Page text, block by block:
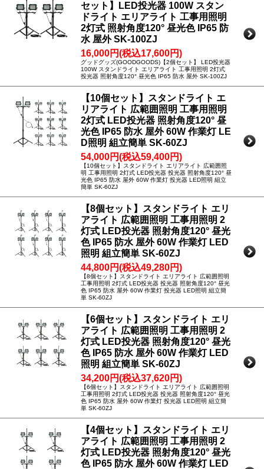
セット】LED投光器 100W スタン
ドライト エリアライト 工事用照明
2灯式 照射角度120° 昼光色 IP65 防
水 屋外 SK-100ZJ
16,000円(税込17,600円)
グッドグッズ(GOODGOODS)【2個セット】 LED投光器
100W スタンドライト エリアライト 工事用照明 2灯式
投光器 照射角度120° 昼光色 IP65 防水 屋外 SK-100ZJ
【10個セット】スタンドライト エ
リアライト 広範囲照明 工事用照明
2灯式 LED投光器 照射角度120° 昼
光色 IP65 防水 屋外 60W 作業灯 LE
D照明 組立簡単 SK-60ZJ
54,000円(税込59,400円)
【10個セット】スタンドライト エリアライト 広範囲照
明 工事用照明 2灯式 LED投光器 投光器 照射角度120° 昼
光色 IP65 防水 屋外 60W 作業灯 投光器 LED照明 組立
簡単 SK-60ZJ
【8個セット】スタンドライト エリ
アライト 広範囲照明 工事用照明 2
灯式 LED投光器 照射角度120° 昼光
色 IP65 防水 屋外 60W 作業灯 LED
照明 組立簡単 SK-60ZJ
44,800円(税込49,280円)
【8個セット】スタンドライト エリアライト 広範囲照明
工事用照明 2灯式 LED投光器 投光器 照射角度120° 昼光
色 IP65 防水 屋外 60W 作業灯 投光器 LED照明 組立簡
単 SK-60ZJ
【6個セット】スタンドライト エリ
アライト 広範囲照明 工事用照明 2
灯式 LED投光器 照射角度120° 昼光
色 IP65 防水 屋外 60W 作業灯 LED
照明 組立簡単 SK-60ZJ
34,200円(税込37,620円)
【6個セット】スタンドライト エリアライト 広範囲照明
工事用照明 2灯式 LED投光器 投光器 照射角度120° 昼光
色 IP65 防水 屋外 60W 作業灯 投光器 LED照明 組立簡
単 SK-60ZJ
【4個セット】スタンドライト エリ
アライト 広範囲照明 工事用照明 2
灯式 LED投光器 照射角度120° 昼光
色 IP65 防水 屋外 60W 作業灯 LED